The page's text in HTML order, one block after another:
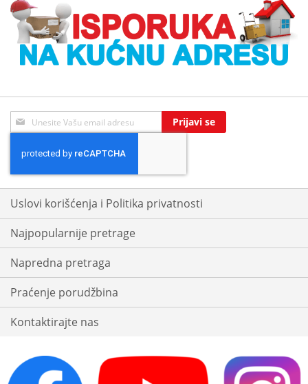
Sign
Up
Our
Newsletter:
Prijavi se
Uslovi korišćenja i Politika privatnosti
Najpopularnije pretrage
Napredna pretraga
Praćenje porudžbina
Kontaktirajte nas